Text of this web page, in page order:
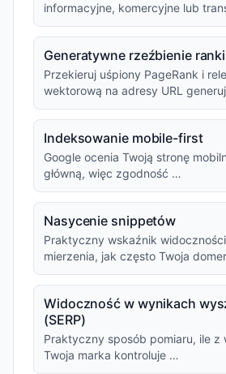
informacyjne, komercyjne lub
Generatywne rzeźbienie
Przekieruj uśpiony PageRank i
wektorową na adresy URL
Indeksowanie mobile-first
Google ocenia Twoją stronę
główną, więc zgodność …
Nasycenie snippetów
Praktyczny wskaźnik
mierzenia, jak często Twoja
Widoczność w wynikach
(SERP)
Praktyczny sposób pomiaru, ile z
Twoja marka kontroluje …